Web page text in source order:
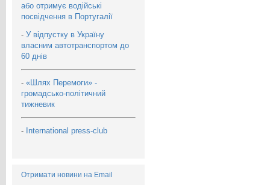
або отримує водійські
посвідчення в Португалії
- У відпустку в Україну
власним автотранспортом до
60 днів
- «Шлях Перемоги» -
громадсько-політичний
тижневик
- International press-club
Отримати новини на Email